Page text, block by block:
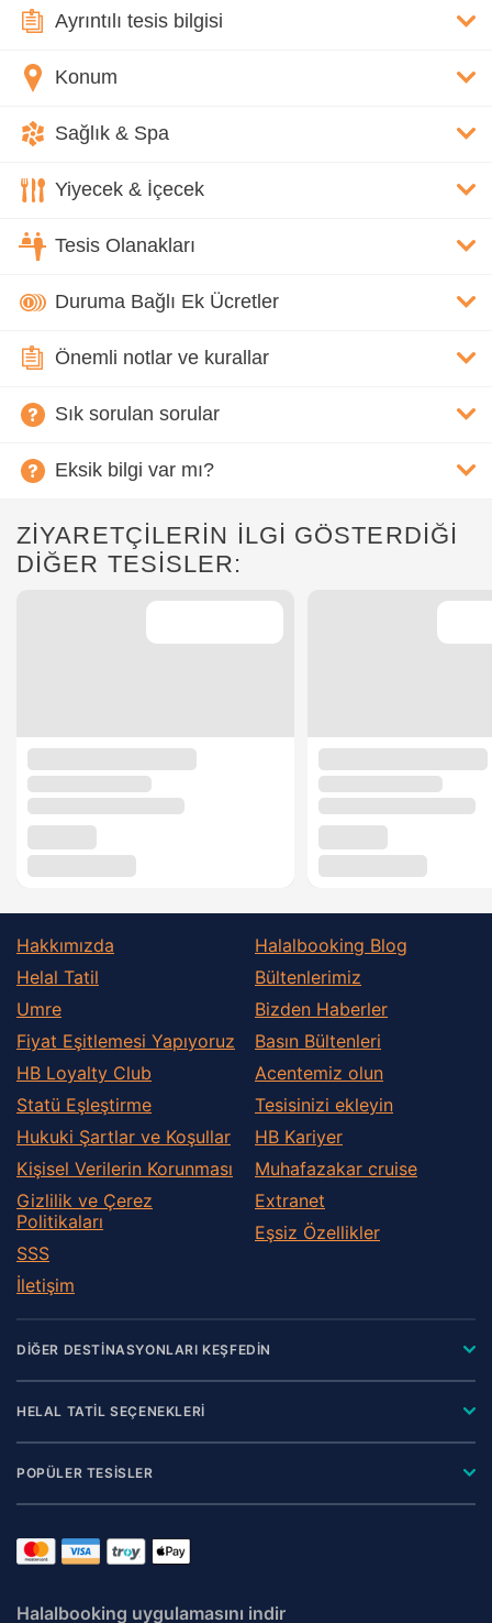
Ayrıntılı tesis bilgisi
Konum
Sağlık & Spa
Yiyecek & İçecek
Tesis Olanakları
Duruma Bağlı Ek Ücretler
Önemli notlar ve kurallar
Sık sorulan sorular
Eksik bilgi var mı?
ZİYARETÇİLERİN İLGİ GÖSTERDİĞİ
DİĞER TESİSLER:
Hakkımızda
Helal Tatil
Umre
Fiyat Eşitlemesi Yapıyoruz
HB Loyalty Club
Statü Eşleştirme
Hukuki Şartlar ve Koşullar
Kişisel Verilerin Korunması
Gizlilik ve Çerez
Politikaları
SSS
İletişim
Halalbooking Blog
Bültenlerimiz
Bizden Haberler
Basın Bültenleri
Acentemiz olun
Tesisinizi ekleyin
HB Kariyer
Muhafazakar сruise
Extranet
Eşsiz Özellikler
DİĞER DESTİNASYONLARI KEŞFEDİN
HELAL TATİL SEÇENEKLERİ
POPÜLER TESİSLER
Halalbooking uygulamasını indir